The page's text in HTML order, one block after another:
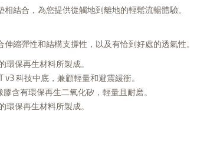
結合，為您提供從觸地到離地的輕鬆流暢體驗。
縮彈性和結構支撐性，以及有恰到好處的透氣性。
環保再生材料所製成。
v3 科技中底，兼顧輕量和避震緩衝。
膠含有環保再生二氧化矽，輕量且耐磨。
環保再生材料所製成。